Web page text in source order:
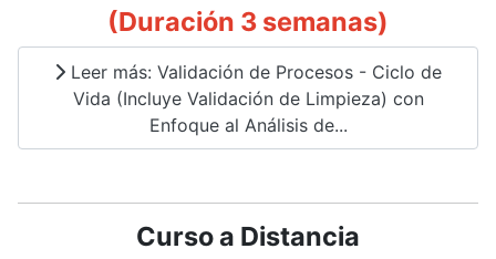
(Duración 3 semanas)
Leer más: Validación de Procesos - Ciclo de
Vida (Incluye Validación de Limpieza) con
Enfoque al Análisis de...
Curso a Distancia